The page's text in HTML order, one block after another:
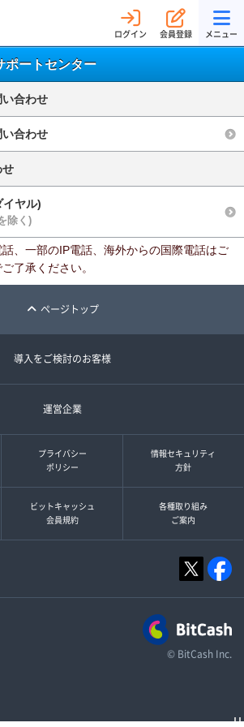
ログイン 会員登録 メニュー
ポートセンター
合わせ
合わせ
せ
ヤル)
除く)
、一部のIP電話、海外からの国際電話はご
了承ください。
ページトップ
導入をご検討のお客様
運営企業
プライバシー
ポリシー
情報セキュリティ
方針
ビットキャッシュ
会員規約
各種取り組み
ご案内
© BitCash Inc.